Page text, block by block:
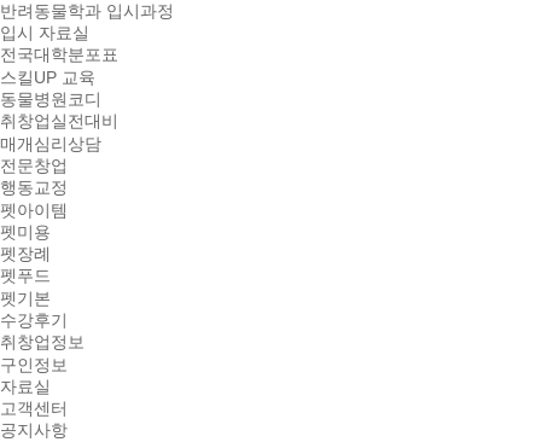
반려동물학과 입시과정
입시 자료실
전국대학분포표
스킬UP 교육
동물병원코디
취창업실전대비
매개심리상담
전문창업
행동교정
펫아이템
펫미용
펫장례
펫푸드
펫기본
수강후기
취창업정보
구인정보
자료실
고객센터
공지사항